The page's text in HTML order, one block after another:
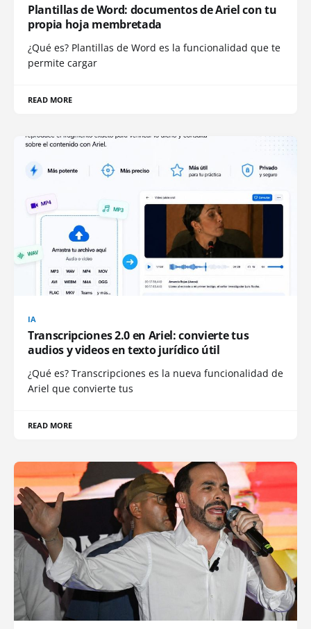
Plantillas de Word: documentos de Ariel con tu
propia hoja membretada
¿Qué es? Plantillas de Word es la funcionalidad que te
permite cargar
READ MORE
IA
Transcripciones 2.0 en Ariel: convierte tus
audios y videos en texto jurídico útil
¿Qué es? Transcripciones es la nueva funcionalidad de
Ariel que convierte tus
READ MORE